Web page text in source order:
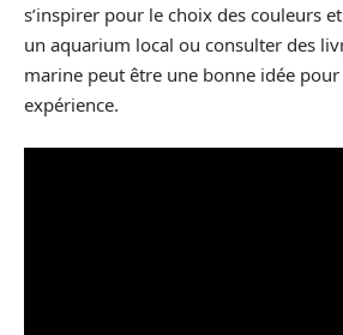
s’inspirer pour le choix des couleurs
un aquarium local ou consulter des
marine peut être une bonne idée
expérience.